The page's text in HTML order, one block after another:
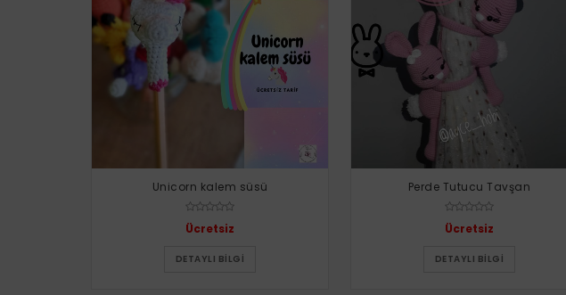
Unicorn kalem süsü
Ücretsiz
DETAYLI BILGI
Perde Tutucu Tavşan
Ücretsiz
DETAYLI BILGI